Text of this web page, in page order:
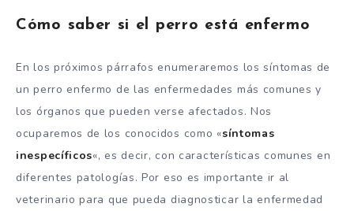
Cómo saber si el perro está enfermo
En los próximos párrafos enumeraremos los síntomas de
un perro enfermo de las enfermedades más comunes y
los órganos que pueden verse afectados. Nos
ocuparemos de los conocidos como «síntomas
inespecíficos«, es decir, con características comunes en
diferentes patologías. Por eso es importante ir al
veterinario para que pueda diagnosticar la enfermedad